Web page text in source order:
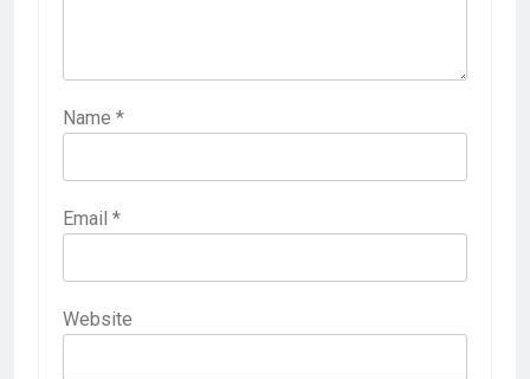
Name *
Email *
Website